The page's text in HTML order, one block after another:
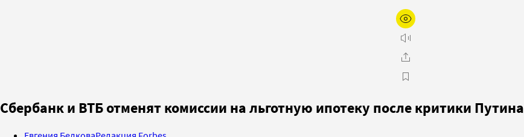
Сбербанк и ВТБ отменят комиссии на льготную ипотеку после критики Путина